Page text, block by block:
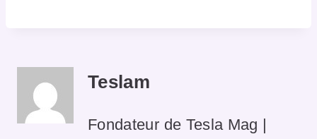
Teslam
Fondateur de Tesla Mag |